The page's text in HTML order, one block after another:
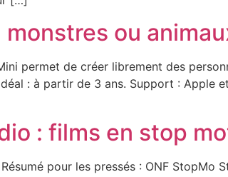
ou
permet de créer librement des
: à partir de 3 ans. Support : Apple
: films en stop
pour les pressés : ONF